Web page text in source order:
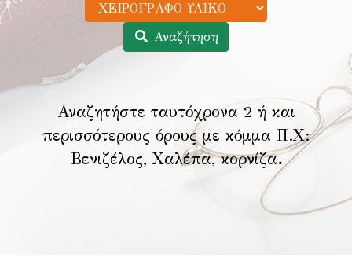
Αναζήτηση
Αναζητήστε ταυτόχρονα 2 ή και
περισσότερους όρους με κόμμα Π.Χ:
Βενιζέλος, Χαλέπα, κορνίζα.